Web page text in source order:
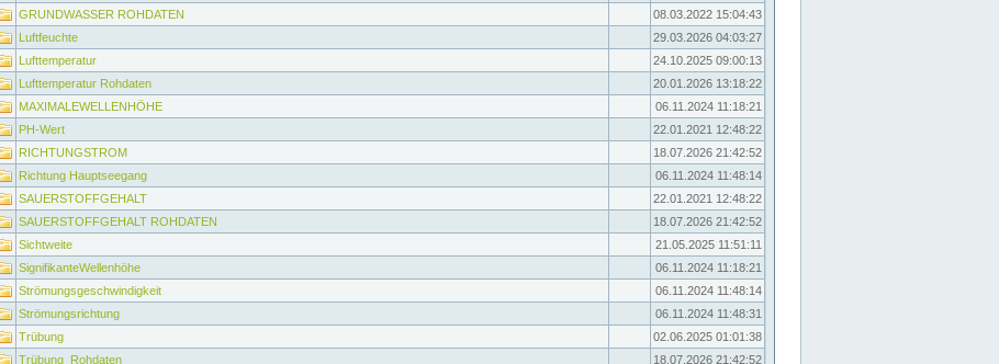
GRUNDWASSER ROHDATEN
08.03.2022 15:04:43
Luftfeuchte
29.03.2026 04:03:27
Lufttemperatur
24.10.2025 09:00:13
Lufttemperatur Rohdaten
20.01.2026 13:18:22
MAXIMALEWELLENHÖHE
06.11.2024 11:18:21
PH-Wert
22.01.2021 12:48:22
RICHTUNGSTROM
18.07.2026 21:42:52
Richtung Hauptseegang
06.11.2024 11:48:14
SAUERSTOFFGEHALT
22.01.2021 12:48:22
SAUERSTOFFGEHALT ROHDATEN
18.07.2026 21:42:52
Sichtweite
21.05.2025 11:51:11
SignifikanteWellenhöhe
06.11.2024 11:18:21
Strömungsgeschwindigkeit
06.11.2024 11:48:14
Strömungsrichtung
06.11.2024 11:48:31
Trübung
02.06.2025 01:01:38
Trübung_Rohdaten
18.07.2026 21:42:52